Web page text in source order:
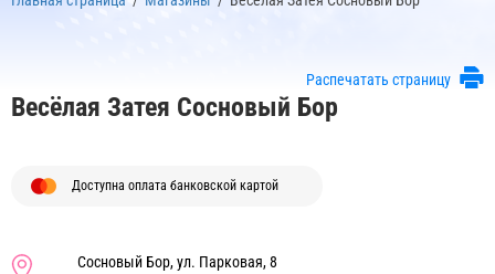
Распечатать страницу
Весёлая Затея Сосновый Бор
Доступна оплата банковской картой
Сосновый Бор, ул. Парковая, 8